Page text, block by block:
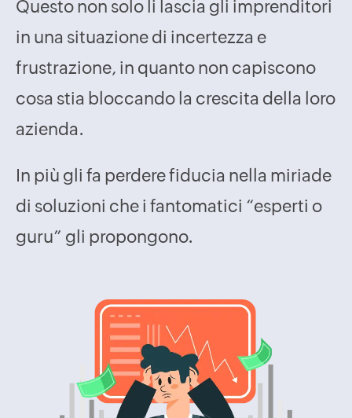
Questo non solo li lascia gli imprenditori
in una situazione di incertezza e
frustrazione, in quanto non capiscono
cosa stia bloccando la crescita della loro
azienda.
In più gli fa perdere fiducia nella miriade
di soluzioni che i fantomatici “esperti o
guru” gli propongono.